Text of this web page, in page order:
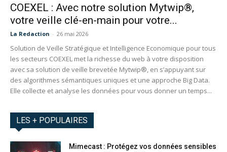
COEXEL : Avec notre solution Mytwip®,
votre veille clé-en-main pour votre...
La Redaction - 26 mai 2026
Solution de Veille Stratégique et Intelligence Economique pour tous
les secteurs COEXEL met la richesse du web à votre disposition
avec sa solution de veille brevetée Mytwip®, en s’appuyant sur
des algorithmes sémantiques uniques et une approche Big Data.
Elle collecte et analyse les données pour vous donner un temps...
LES + POPULAIRES
Mimecast : Protégez vos données sensibles